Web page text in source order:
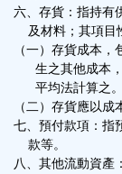
六、存貨：指持有
及材料；其項目
（一）存貨成本
生之其他成本，
平均法計算之。
（二）存貨應以成
七、預付款項：指
款等。
八、其他流動資產